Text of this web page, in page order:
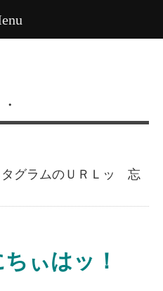
グラムのＵＲＬッ 忘
ぃはッ！